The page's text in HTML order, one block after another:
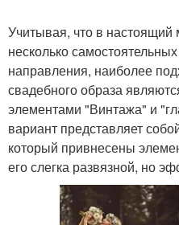
Учитывая, что в настоящий
несколько
направления, наиболее
свадебного образа
элементами "Винтажа" и
вариант представляет
который привнесены
его слегка развязной, но